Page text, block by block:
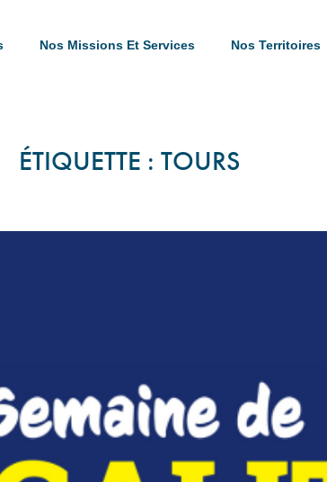
Nos Missions Et Services Nos Territoires
ÉTIQUETTE : TOURS